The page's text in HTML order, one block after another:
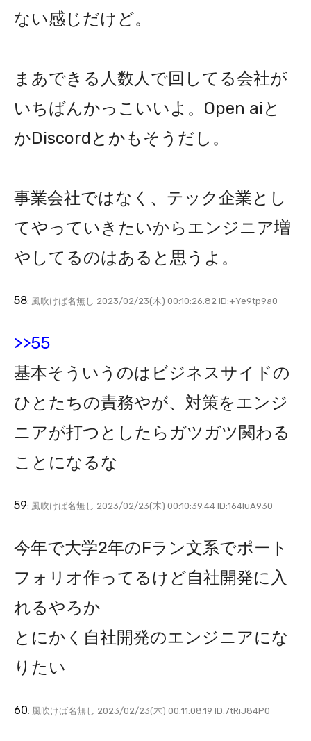
ない感じだけど。
まあできる人数人で回してる会社が
いちばんかっこいいよ。Open aiと
かDiscordとかもそうだし。
事業会社ではなく、テック企業とし
てやっていきたいからエンジニア増
やしてるのはあると思うよ。
58: 風吹けば名無し 2023/02/23(木) 00:10:26.82 ID:+Ye9tp9a0
>>55
基本そういうのはビジネスサイドの
ひとたちの責務やが、対策をエンジ
ニアが打つとしたらガツガツ関わる
ことになるな
59: 風吹けば名無し 2023/02/23(木) 00:10:39.44 ID:164luA930
今年で大学2年のFラン文系でポート
フォリオ作ってるけど自社開発に入
れるやろか
とにかく自社開発のエンジニアにな
りたい
60: 風吹けば名無し 2023/02/23(木) 00:11:08.19 ID:7tRiJ84P0